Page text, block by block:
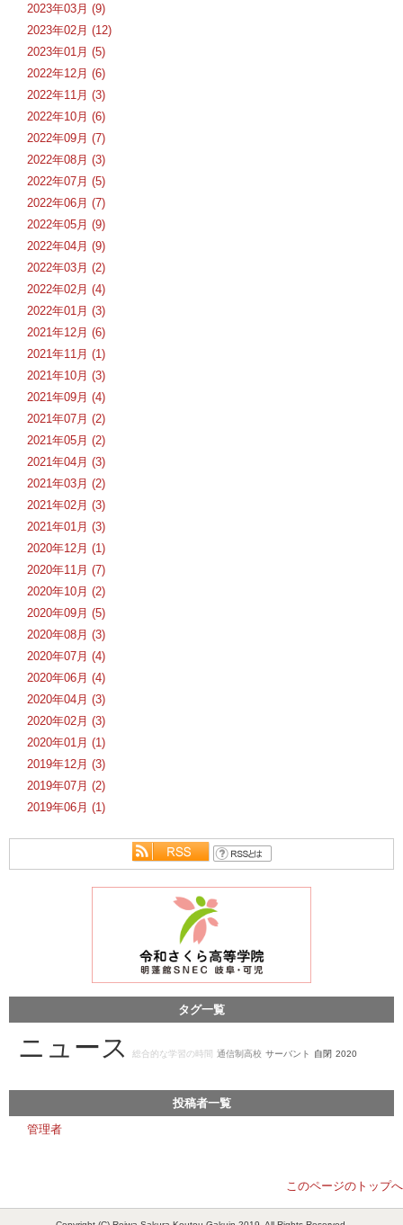
2023年03月 (9)
2023年02月 (12)
2023年01月 (5)
2022年12月 (6)
2022年11月 (3)
2022年10月 (6)
2022年09月 (7)
2022年08月 (3)
2022年07月 (5)
2022年06月 (7)
2022年05月 (9)
2022年04月 (9)
2022年03月 (2)
2022年02月 (4)
2022年01月 (3)
2021年12月 (6)
2021年11月 (1)
2021年10月 (3)
2021年09月 (4)
2021年07月 (2)
2021年05月 (2)
2021年04月 (3)
2021年03月 (2)
2021年02月 (3)
2021年01月 (3)
2020年12月 (1)
2020年11月 (7)
2020年10月 (2)
2020年09月 (5)
2020年08月 (3)
2020年07月 (4)
2020年06月 (4)
2020年04月 (3)
2020年02月 (3)
2020年01月 (1)
2019年12月 (3)
2019年07月 (2)
2019年06月 (1)
タグ一覧
ニュース 総合的な学習の時間 通信制高校 サーバント 自閉 2020
投稿者一覧
管理者
このページのトップへ